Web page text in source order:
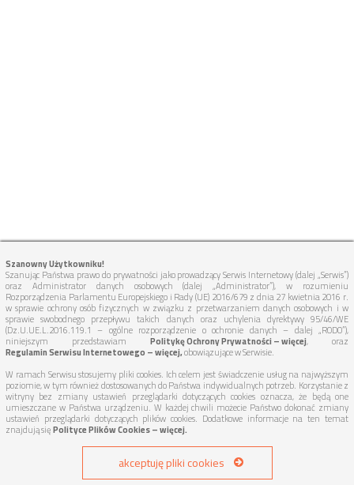
TUTAJ DOJEDZIEMY:
WOJEWÓDZTWO WIELKOPOLSKIE
Szanowny Użytkowniku!
Szanując Państwa prawo do prywatności jako prowadzący Serwis Internetowy (dalej „Serwis”)
oraz Administrator danych osobowych (dalej „Administrator”), w rozumieniu
Rozporządzenia Parlamentu Europejskiego i Rady (UE) 2016/679 z dnia 27 kwietnia 2016 r.
w sprawie ochrony osób fizycznych w związku z przetwarzaniem danych osobowych i w
sprawie swobodnego przepływu takich danych oraz uchylenia dyrektywy 95/46/WE
(Dz.U.UE.L.2016.119.1 – ogólne rozporządzenie o ochronie danych – dalej „RODO”),
niniejszym przedstawiam Politykę Ochrony Prywatności – więcej, oraz
Regulamin Serwisu Internetowego – więcej,obowiązujące w Serwisie.
W ramach Serwisu stosujemy pliki cookies. Ich celem jest świadczenie usług na najwyższym
poziomie, w tym również dostosowanych do Państwa indywidualnych potrzeb. Korzystanie z
witryny bez zmiany ustawień przeglądarki dotyczących cookies oznacza, że będą one
umieszczane w Państwa urządzeniu. W każdej chwili możecie Państwo dokonać zmiany
ustawień przeglądarki dotyczących plików cookies. Dodatkowe informacje na ten temat
znajdują sięPolityce Plików Cookies – więcej.
akceptuję pliki cookies